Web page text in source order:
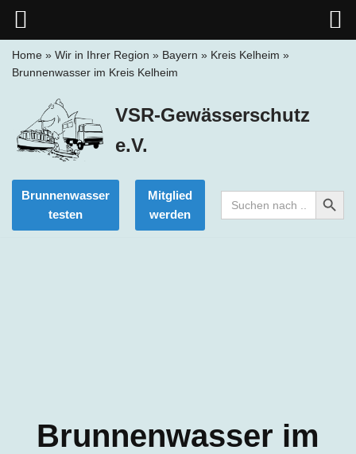
springen
Home » Wir in Ihrer Region » Bayern » Kreis Kelheim »
Brunnenwasser im Kreis Kelheim
VSR-Gewässerschutz
e.V.
Brunnenwasser
testen
Mitglied
werden
Search
for:
Search Button
Brunnenwasser im